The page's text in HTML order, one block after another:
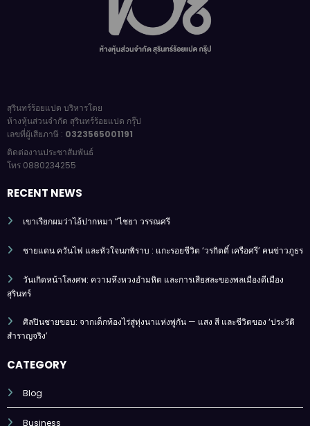
สุรินทร์ร้อยแปด บริหารโดย
ห้างหุ้นส่วนจำกัด สุรินทร์ร้อยแปด กรุ๊ป
เลขที่ผู้เสียภาษี :0323565001191
ติดต่องานประชาสัมพันธ์
วันเกิดหน้าโลงศพ: ความหึงหวงอำมหิต และการเสียสละของพลเมืองดีเมือง
ศิลปินชายขอบ: จากเด็กท้องไร่สู่ทุ่งนาแห่งพู่กัน — แสง สี และชีวิตของ ‘ประวัติ
Blog